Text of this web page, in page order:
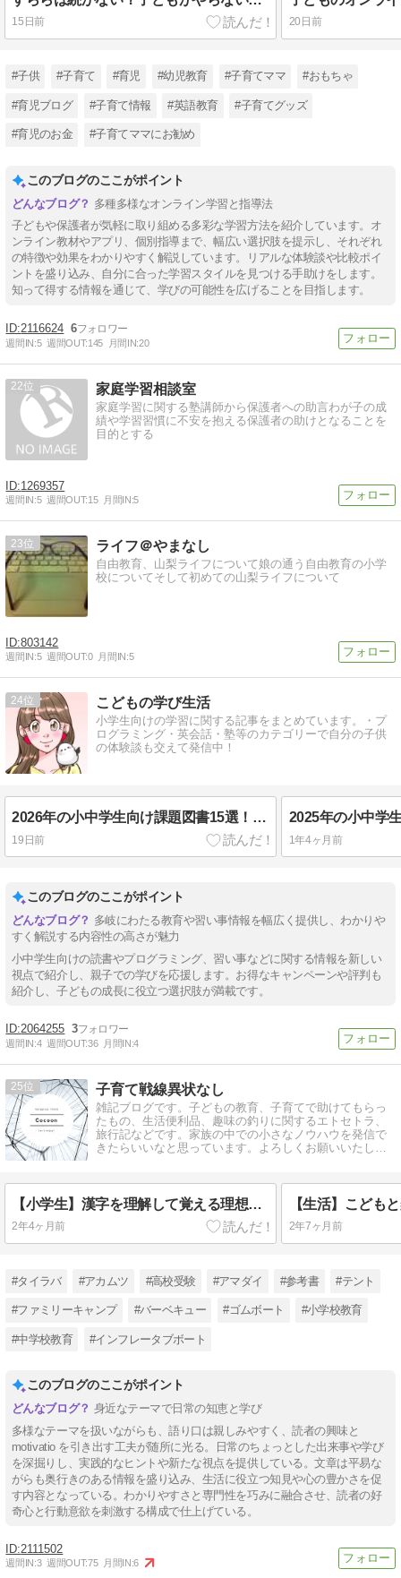
15日前 20日前
#子供 #子育て #育児 #幼児教育 #子育てママ #おもちゃ
#育児ブログ #子育て情報 #英語教育 #子育てグッズ
#育児のお金 #子育てママにお勧め
このブログのここがポイント
多種多様なオンライン学習と指導法
子どもや保護者が気軽に取り組める多彩な学習方法を紹介しています。オ
ンライン教材やアプリ、個別指導まで、幅広い選択肢を提示し、それぞれ
の特徴や効果をわかりやすく解説しています。リアルな体験談や比較ポイ
ントを盛り込み、自分に合った学習スタイルを見つける手助けをします。
知って得する情報を通じて、学びの可能性を広げることを目指します。
2116624 6
週間IN:5 週間OUT:145 月間IN:20
22 家庭学習相談室
家庭学習に関する塾講師から保護者への助言わが子の成
績や学習習慣に不安を抱える保護者の助けとなることを
目的とする
1269357
週間IN:5 週間OUT:15 月間IN:5
23 ライフ＠やまなし
自由教育、山梨ライフについて娘の通う自由教育の小学
校についてそして初めての山梨ライフについて
803142
週間IN:5 週間OUT:0 月間IN:5
24 こどもの学び生活
小学生向けの学習に関する記事をまとめています。・プ
ログラミング・英会話・塾等のカテゴリーで自分の子供
の体験談も交えて発信中！
2026年の小中学生向け課題図書15選！第72回青少年読書感想文全国コンクール課題図書について
19日前 1年4ヶ月前
このブログのここがポイント
多岐にわたる教育や習い事情報を幅広く提供し、わかりや
すく解説する内容性の高さが魅力
小中学生向けの読書やプログラミング、習い事などに関する情報を新しい
視点で紹介し、親子での学びを応援します。お得なキャンペーンや評判も
紹介し、子どもの成長に役立つ選択肢が満載です。
2064255 3
週間IN:4 週間OUT:36 月間IN:4
25 子育て戦線異状なし
雑記ブログです。子どもの教育、子育てで助けてもらっ
たもの、生活便利品、趣味の釣りに関するエトセトラ、
旅行記などです。家族の中での小さなノウハウを発信で
きたらいいなと思っています。よろしくお願いいたしま
【小学生】漢字を理解して覚える理想的なテキスト
2年4ヶ月前
【生活】こども
2年7ヶ月前
#タイラバ #アカムツ #高校受験 #アマダイ #参考書 #テント
#ファミリーキャンプ #バーベキュー #ゴムボート #小学校教育
#中学校教育 #インフレータブボート
このブログのここがポイント
身近なテーマで日常の知恵と学び
多様なテーマを扱いながらも、語り口は親しみやすく、読者の興味と
motivatio を引き出す工夫が随所に光る。日常のちょっとした出来事や学び
を深掘りし、実践的なヒントや新たな視点を提供している。文章は平易な
がらも奥行きのある情報を盛り込み、生活に役立つ知見や心の豊かさを促
す内容となっている。わかりやすさと専門性を巧みに融合させ、読者の好
奇心と行動意欲を刺激する構成で仕上げている。
2111502
週間IN:3 週間OUT:75 月間IN:6